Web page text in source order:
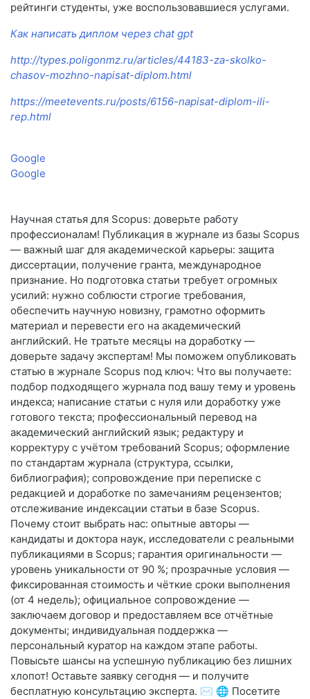
рейтинги студенты, уже воспользовавшиеся услугами.
Как написать диплом через chat gpt
http://types.poligonmz.ru/articles/44183-za-skolko-
chasov-mozhno-napisat-diplom.html
https://meetevents.ru/posts/6156-napisat-diplom-ili-
rep.html
Google
Google
Научная статья для Scopus: доверьте работу
профессионалам! Публикация в журнале из базы Scopus
— важный шаг для академической карьеры: защита
диссертации, получение гранта, международное
признание. Но подготовка статьи требует огромных
усилий: нужно соблюсти строгие требования,
обеспечить научную новизну, грамотно оформить
материал и перевести его на академический
английский. Не тратьте месяцы на доработку —
доверьте задачу экспертам! Мы поможем опубликовать
статью в журнале Scopus под ключ: Что вы получаете:
подбор подходящего журнала под вашу тему и уровень
индекса; написание статьи с нуля или доработку уже
готового текста; профессиональный перевод на
академический английский язык; редактуру и
корректуру с учётом требований Scopus; оформление
по стандартам журнала (структура, ссылки,
библиография); сопровождение при переписке с
редакцией и доработке по замечаниям рецензентов;
отслеживание индексации статьи в базе Scopus.
Почему стоит выбрать нас: опытные авторы —
кандидаты и доктора наук, исследователи с реальными
публикациями в Scopus; гарантия оригинальности —
уровень уникальности от 90 %; прозрачные условия —
фиксированная стоимость и чёткие сроки выполнения
(от 4 недель); официальное сопровождение —
заключаем договор и предоставляем все отчётные
документы; индивидуальная поддержка —
персональный куратор на каждом этапе работы.
Повысьте шансы на успешную публикацию без лишних
хлопот! Оставьте заявку сегодня — и получите
бесплатную консультацию эксперта. ✉️ 🌐 Посетите